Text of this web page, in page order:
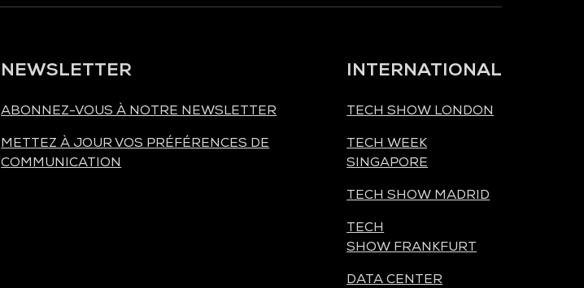
NEWSLETTER
ABONNEZ-VOUS À NOTRE NEWSLETTER
METTEZ À JOUR VOS PRÉFÉRENCES DE
COMMUNICATION
INTERNATIONAL
TECH SHOW LONDON
TECH WEEK
SINGAPORE
TECH SHOW MADRID
TECH
SHOW FRANKFURT
DATA CENTER